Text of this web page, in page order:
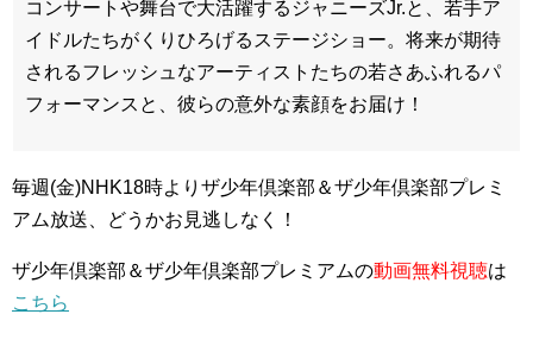
コンサートや舞台で大活躍するジャニーズJr.と、若手ア
イドルたちがくりひろげるステージショー。将来が期待
されるフレッシュなアーティストたちの若さあふれるパ
フォーマンスと、彼らの意外な素顔をお届け！
毎週(金)NHK18時よりザ少年倶楽部＆ザ少年倶楽部プレミ
アム放送、どうかお見逃しなく！
ザ少年倶楽部＆ザ少年倶楽部プレミアムの動画無料視聴は
こちら